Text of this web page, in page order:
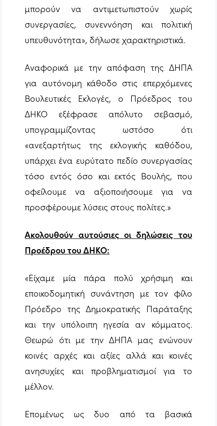
μπορούν να αντιμετωπιστούν χωρίς
συνεργασίες, συνεννόηση και πολιτική
υπευθυνότητα», δήλωσε χαρακτηριστικά.
Αναφορικά με την απόφαση της ΔΗΠΑ
για αυτόνομη κάθοδο στις επερχόμενες
Βουλευτικές Εκλογές, ο Πρόεδρος του
ΔΗΚΟ εξέφρασε απόλυτο σεβασμό,
υπογραμμίζοντας ωστόσο ότι
«ανεξαρτήτως της εκλογικής καθόδου,
υπάρχει ένα ευρύτατο πεδίο συνεργασίας
τόσο εντός όσο και εκτός Βουλής, που
οφείλουμε να αξιοποιήσουμε για να
προσφέρουμε λύσεις στους πολίτες.»
Ακολουθούν αυτούσιες οι δηλώσεις του
Προέδρου του ΔΗΚΟ:
«Είχαμε μία πάρα πολύ χρήσιμη και
εποικοδομητική συνάντηση με τον φίλο
Πρόεδρο της Δημοκρατικής Παράταξης
και την υπόλοιπη ηγεσία αν κόμματος.
Θεωρώ ότι με την ΔΗΠΑ μας ενώνουν
κοινές αρχές και αξίες αλλά και κοινές
ανησυχίες και προβληματισμοί για το
μέλλον.
Επομένως ως δυο από τα βασικά